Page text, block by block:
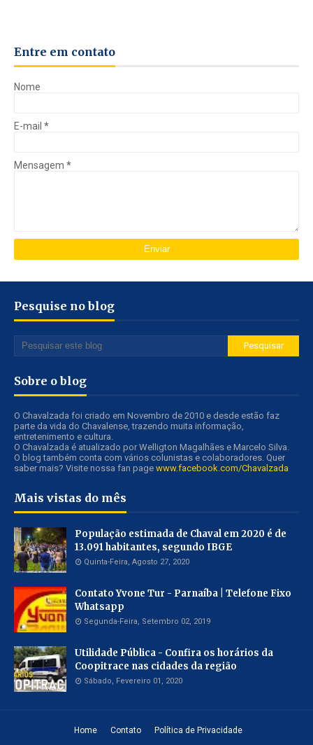
Entre em contato
Nome
E-mail *
Mensagem *
Pesquise no blog
Sobre o blog
O Chavalzada foi criado em Novembro de 2010 e desde estão faz
parte da vida do Chavalense, trazendo muita informação,
entretenimento e cultura.
O Chavalzada é atualizado por Welligton Magalhães e Marcelo Silva.
O blog também conta com vários colunistas e colaboradores. Quer
saber mais? Visite nossa fan page www.facebook.com/Chavalzada
Mais vistas do mês
População estimada de Chaval em 2020 é de
13.091 habitantes, segundo IBGE
Quinta-Feira, Agosto 27, 2020
Contato Yvone Tur - Parnaíba | Telefone Fixo
Whatsapp
Segunda-Feira, Setembro 02, 2019
Utilidade Pública - Confira os horários da
Coopitrace nas cidades da região
Sábado, Fevereiro 01, 2020
Home Contato Política de Privacidade